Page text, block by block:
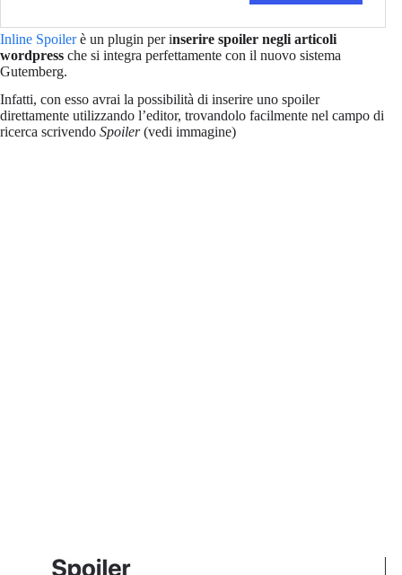
Inline Spoilerè un plugin per inserire spoiler negli articoli
wordpress che si integra perfettamente con il nuovo sistema
Gutemberg.
Infatti, con esso avrai la possibilità di inserire uno spoiler
direttamente utilizzando l’editor, trovandolo facilmente nel campo di
ricerca scrivendo Spoiler(vedi immagine)